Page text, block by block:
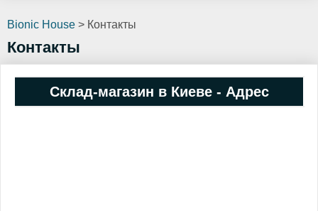
Bionic House > Контакты
Контакты
Cклад-магазин в Киеве - Адрес